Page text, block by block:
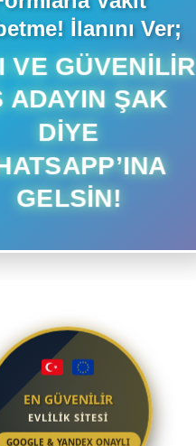
İlanını Ver;
VE GÜVENILIR
ADAYIN ŞAK
DIYE
GELSIN!
EN GÜVENİLİR
EVLİLİK SİTESİ
GOOGLE & YANDEX ONAYLI